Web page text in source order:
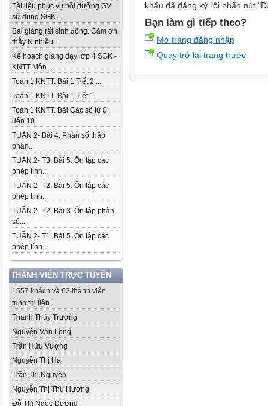
Tài liệu phục vụ bồi dưỡng GV
sử dụng SGK...
Bài giảng rất sinh động. Cảm ơn
thầy N nhiều...
Kế hoạch giảng dạy lớp 4 SGK -
KNTT Môn...
Toán 1 KNTT. Bài 1 Tiết 2....
Toán 1 KNTT. Bài 1 Tiết 1....
Toán 1 KNTT. Bài Các số từ 0
đến 10...
TUẦN 2- Bài 4. Phân số thập
phân...
TUẦN 2- T3. Bài 5. Ôn tập các
phép tính...
TUẦN 2- T2. Bài 5. Ôn tập các
phép tính...
TUẦN 2- T2. Bài 3. Ôn tập phân
số...
TUẦN 2- T1. Bài 5. Ôn tập các
phép tính...
THÀNH VIÊN TRỰC TUYẾN
1557 khách và 62 thành viên
trịnh thị liên
Thanh Thùy Trương
Nguyễn Văn Long
Trần Hữu Vượng
Nguyễn Thị Hà
Trần Thị Nguyên
Nguyễn Thị Thu Hường
Đỗ Thị Ngọc Dương
khẩu đã đăng ký rồi nhấn nút
Bạn làm gì tiếp theo?
Mở trang đăng nhập
Quay trở lại trang trước